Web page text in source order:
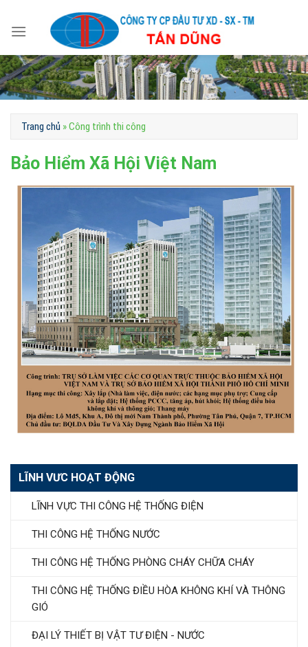
Trang chủ »Công trình thi công
LĨNH VƯC HOẠT ĐỘNG
LĨNH VỰC THI CÔNG HỆ THỐNG ĐIỆN
THI CÔNG HỆ THỐNG NƯỚC
THI CÔNG HỆ THỐNG PHÒNG CHÁY CHỮA CHÁY
THI CÔNG HỆ THỐNG ĐIỀU HÒA KHÔNG KHÍ VÀ THÔNG
GIÓ
ĐẠI LÝ THIẾT BỊ VẬT TƯ ĐIỆN - NƯỚC
Bảo Hiểm Xã Hội Việt Nam